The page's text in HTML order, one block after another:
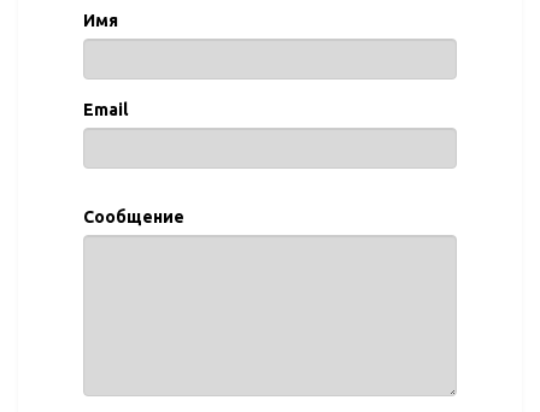
Имя
Email
Сообщение